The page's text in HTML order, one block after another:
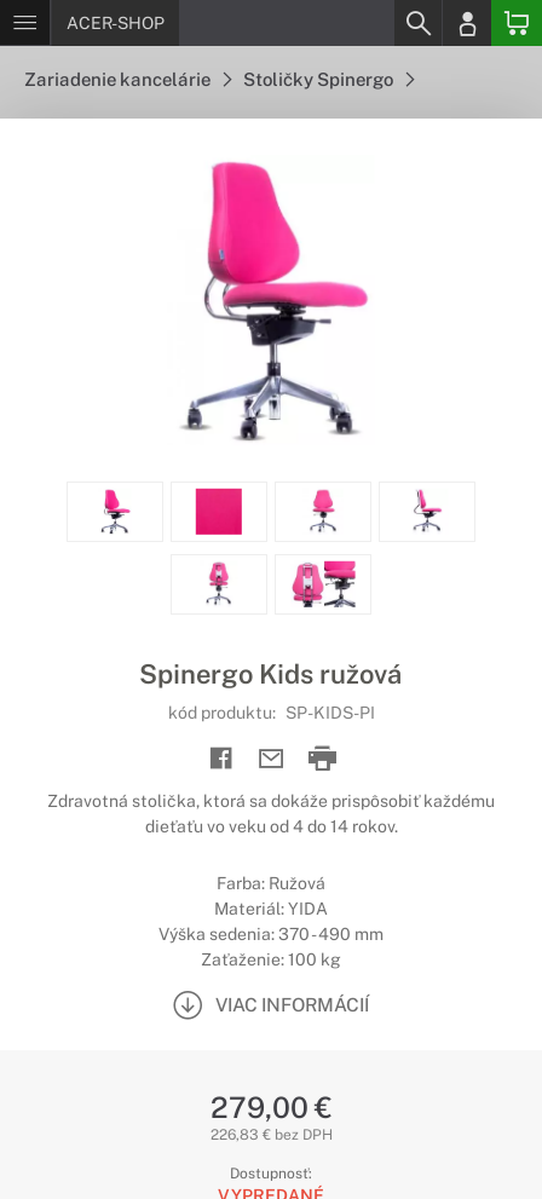
ACER-SHOP
Zariadenie kancelárie Stoličky Spinergo
Spinergo Kids ružová
kód produktu: SP-KIDS-PI
Zdravotná stolička, ktorá sa dokáže prispôsobiť každému
dieťaťu vo veku od 4 do 14 rokov.
Farba: Ružová
Materiál: YIDA
Výška sedenia: 370 - 490 mm
Zaťaženie: 100 kg
VIAC INFORMÁCIÍ
279,00 €
226,83 € bez DPH
Dostupnosť: